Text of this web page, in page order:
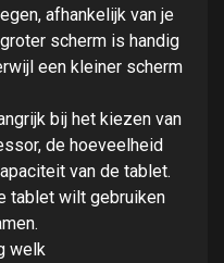
afhankelijk van je
scherm is handig
een kleiner scherm
bij het kiezen van
de hoeveelheid
van de tablet.
tablet wilt gebruiken
welk